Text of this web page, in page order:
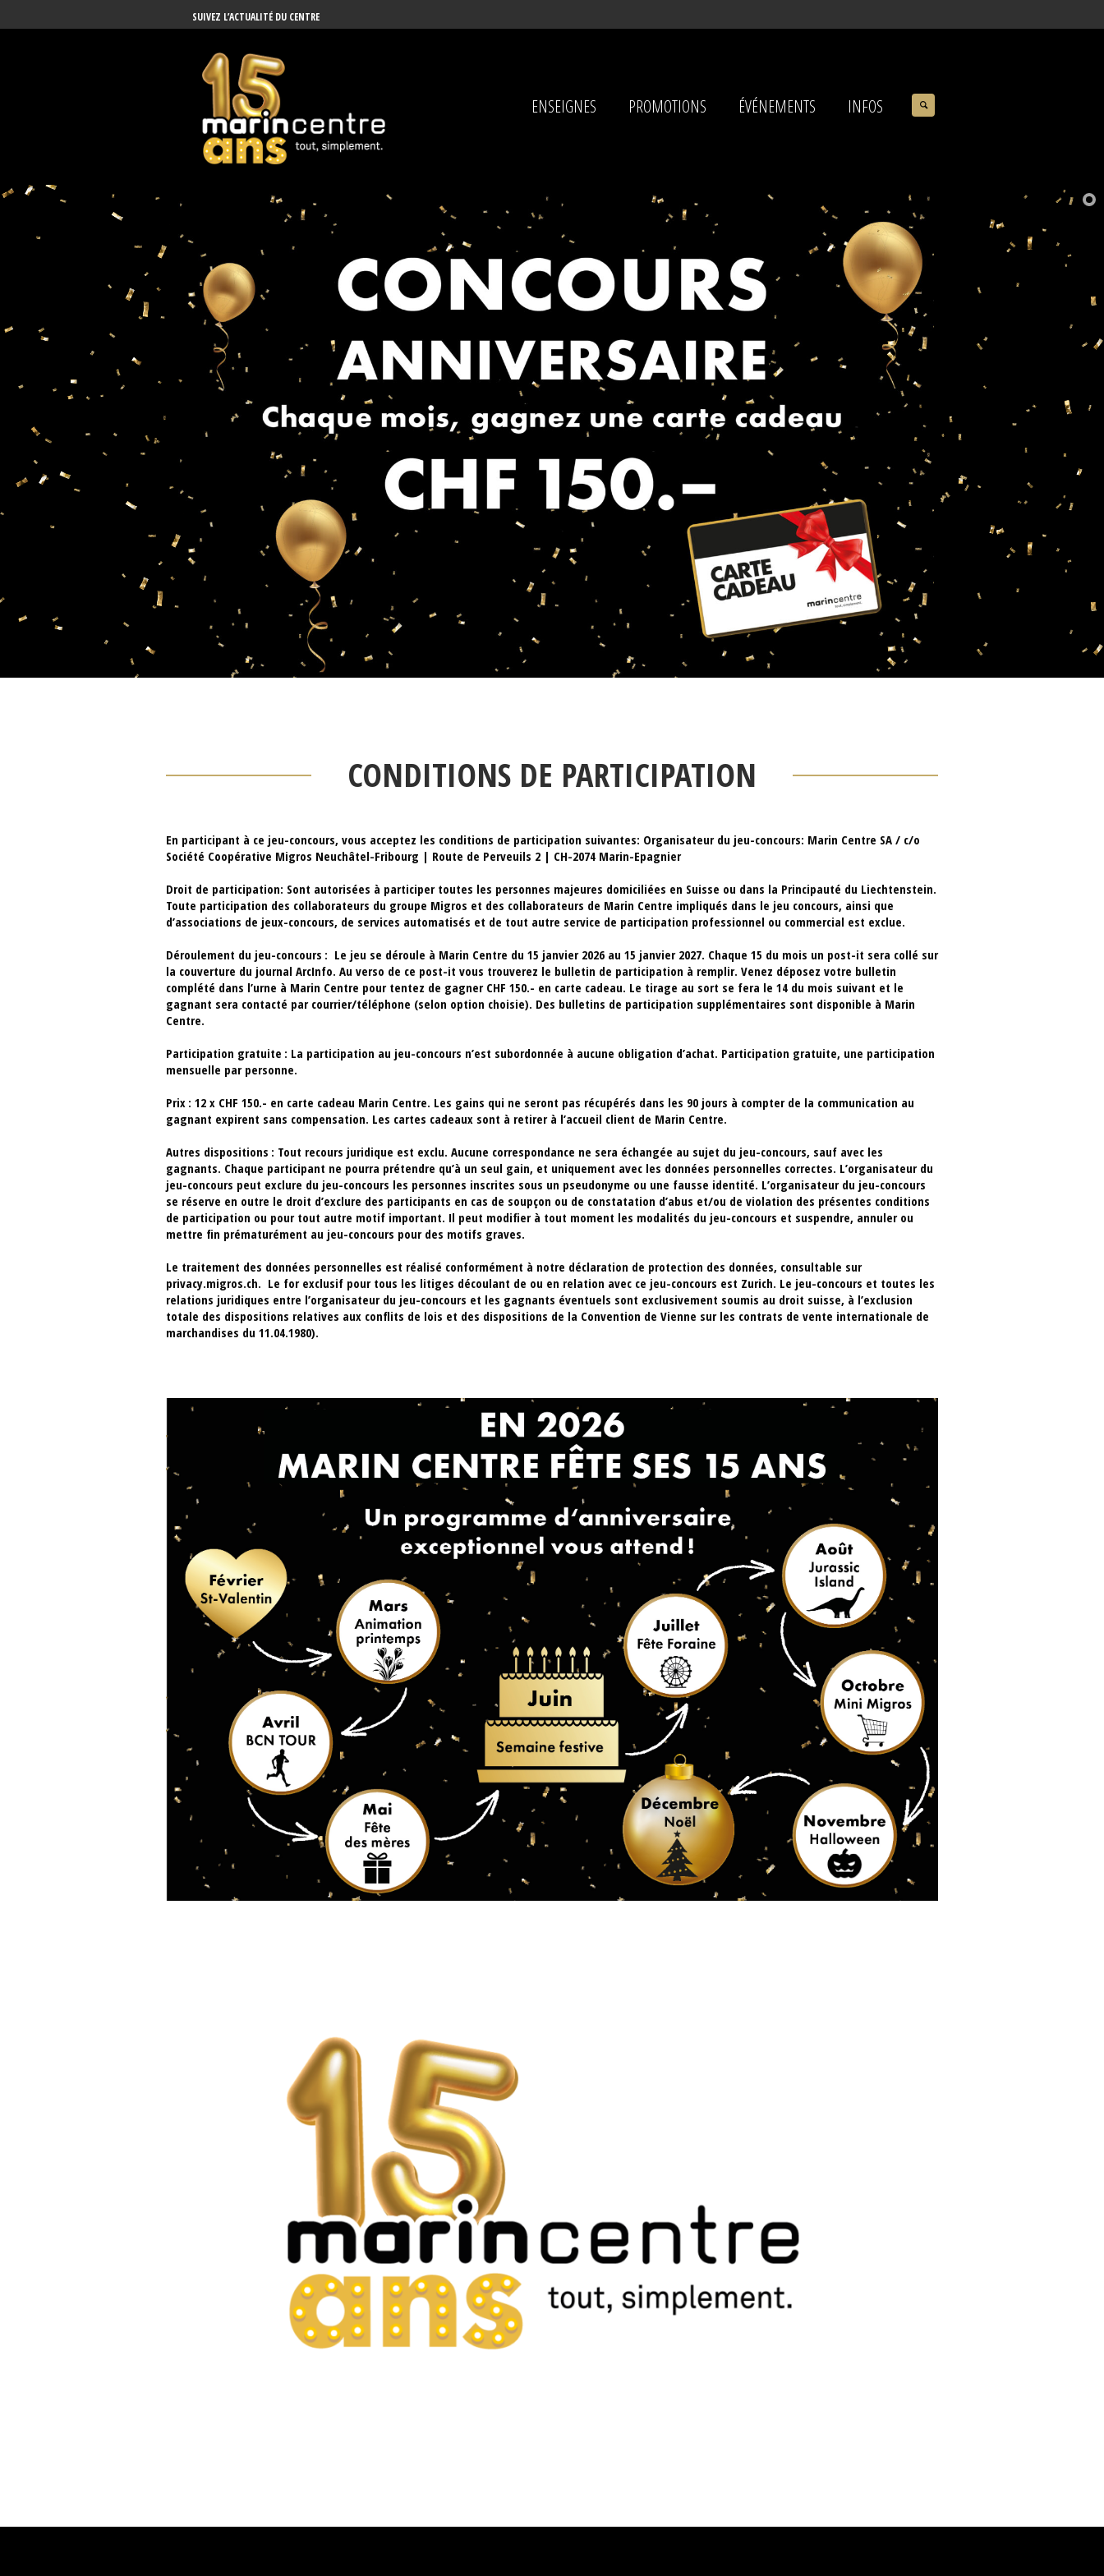
SUIVEZ L’ACTUALITÉ DU CENTRE
ENSEIGNES PROMOTIONS ÉVÉNEMENTS INFOS
CONDITIONS DE PARTICIPATION
En participant à ce jeu-concours, vous acceptez les conditions de participation suivantes: Organisateur du jeu-concours: Marin Centre SA / c/o
Société Coopérative Migros Neuchâtel-Fribourg | Route de Perveuils 2 | CH-2074 Marin-Epagnier
Droit de participation: Sont autorisées à participer toutes les personnes majeures domiciliées en Suisse ou dans la Principauté du Liechtenstein.
Toute participation des collaborateurs du groupe Migros et des collaborateurs de Marin Centre impliqués dans le jeu concours, ainsi que
d’associations de jeux-concours, de services automatisés et de tout autre service de participation professionnel ou commercial est exclue.
Déroulement du jeu-concours : Le jeu se déroule à Marin Centre du 15 janvier 2026 au 15 janvier 2027. Chaque 15 du mois un post-it sera collé sur
la couverture du journal ArcInfo. Au verso de ce post-it vous trouverez le bulletin de participation à remplir. Venez déposez votre bulletin
complété dans l’urne à Marin Centre pour tentez de gagner CHF 150.- en carte cadeau. Le tirage au sort se fera le 14 du mois suivant et le
gagnant sera contacté par courrier/téléphone (selon option choisie). Des bulletins de participation supplémentaires sont disponible à Marin
Centre.
Participation gratuite : La participation au jeu-concours n’est subordonnée à aucune obligation d’achat. Participation gratuite, une participation
mensuelle par personne.
Prix : 12 x CHF 150.- en carte cadeau Marin Centre. Les gains qui ne seront pas récupérés dans les 90 jours à compter de la communication au
gagnant expirent sans compensation. Les cartes cadeaux sont à retirer à l’accueil client de Marin Centre.
Autres dispositions : Tout recours juridique est exclu. Aucune correspondance ne sera échangée au sujet du jeu-concours, sauf avec les
gagnants. Chaque participant ne pourra prétendre qu’à un seul gain, et uniquement avec les données personnelles correctes. L’organisateur du
jeu-concours peut exclure du jeu-concours les personnes inscrites sous un pseudonyme ou une fausse identité. L’organisateur du jeu-concours
se réserve en outre le droit d’exclure des participants en cas de soupçon ou de constatation d’abus et/ou de violation des présentes conditions
de participation ou pour tout autre motif important. Il peut modifier à tout moment les modalités du jeu-concours et suspendre, annuler ou
mettre fin prématurément au jeu-concours pour des motifs graves.
Le traitement des données personnelles est réalisé conformément à notre déclaration de protection des données, consultable sur
privacy.migros.ch. Le for exclusif pour tous les litiges découlant de ou en relation avec ce jeu-concours est Zurich. Le jeu-concours et toutes les
relations juridiques entre l’organisateur du jeu-concours et les gagnants éventuels sont exclusivement soumis au droit suisse, à l’exclusion
totale des dispositions relatives aux conflits de lois et des dispositions de la Convention de Vienne sur les contrats de vente internationale de
marchandises du 11.04.1980).